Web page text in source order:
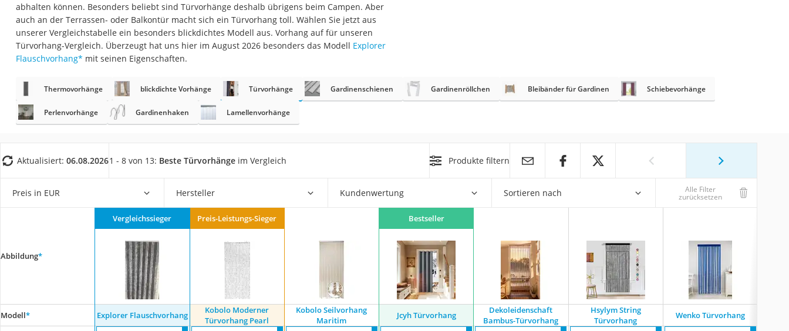
Konferenzmikrofon
Klappmatratze
Duschkopf mit Kalkfilter
Bettgitter
Spannbettlaken
Topper 100 x 200
Höhenverstellbarer Schreibtisch
Service
abhalten können. Besonders beliebt sind Türvorhänge deshalb übrigens beim Campen. Aber
auch an der Terrassen- oder Balkontür macht sich ein Türvorhang toll. Wählen Sie jetzt aus
unserer Vergleichstabelle ein besonders blickdichtes Modell aus. Vorhang auf für unseren
Türvorhang-Vergleich. Überzeugt hat uns hier im August 2026 besonders das Modell Explorer
Flauschvorhang* mit seinen Eigenschaften.
Thermovorhänge blickdichte Vorhänge Türvorhänge Gardinenschienen Gardinenröllchen Bleibänder für Gardinen Schiebevorhänge
Perlenvorhänge Gardinenhaken Lamellenvorhänge
Aktualisiert: 06.08.20261 - 8 von 13: Beste Türvorhänge im Vergleich Produkte filtern
Preis in EUR Hersteller Kundenwertung Sortieren nach Alle Filter
zurücksetzen
Abbildung*
Vergleichssieger Preis-Leistungs-Sieger Bestseller
Modell* Explorer Flauschvorhang
Kobolo Moderner
Türvorhang Pearl
Kobolo Seilvorhang
Maritim
Jcyh Türvorhang
Dekoleidenschaft
Bambus-Türvorhang
Hsylym String
Türvorhang
Wenko Türvorhang